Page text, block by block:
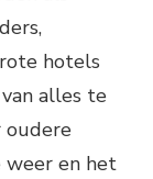
hotels
alles te
oudere
weer en het